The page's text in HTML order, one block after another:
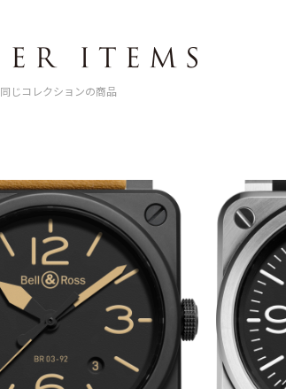
同じコレクションの商品